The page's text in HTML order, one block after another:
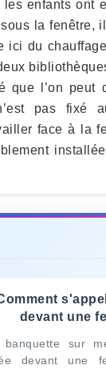
enfants ont
la fenêtre,
ici du
que l’on peut
pas fixé
face à la
devant une
banquette sur
devant une